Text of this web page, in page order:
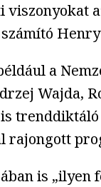
viszonyokat
a
Wajda,
rajongott
is „ilyen